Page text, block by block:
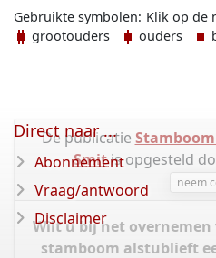
Klik op de
Gebruikte symbolen:
grootouders
ouders
De publicatie
Smitis opgesteld
neem
Wilt u bij het overnemen
stamboom alstublieft
Direct naar ...
Abonnement
Vraag/antwoord
Disclaimer